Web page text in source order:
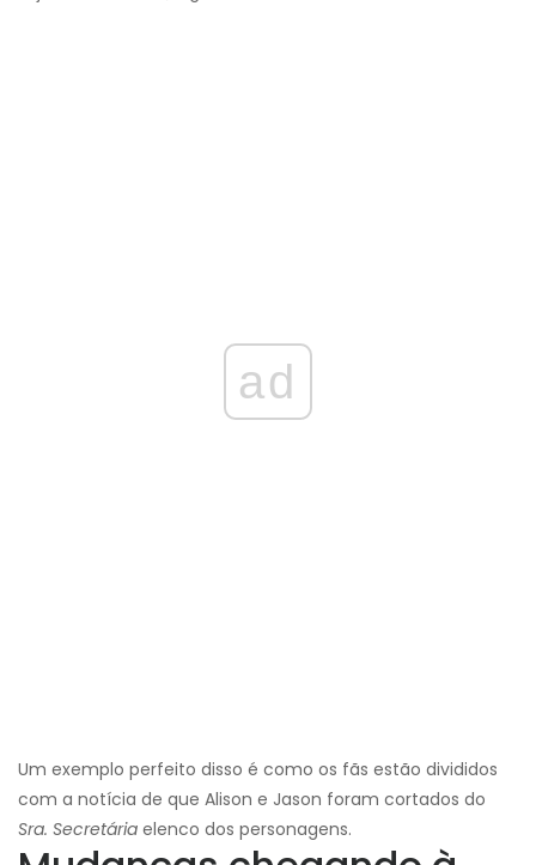
ad
Um exemplo perfeito disso é como os fãs estão divididos
com a notícia de que Alison e Jason foram cortados do
Sra. Secretária elenco dos personagens.